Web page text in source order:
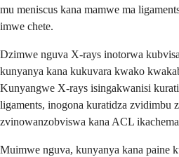
mu meniscus kana mamwe ma
imwe chete.
Dzimwe nguva X-rays inotorwa
kunyanya kana kukuvara kwako
Kunyangwe X-rays isingakwanisi
ligaments, inogona kuratidza zvidimbu
zvinowanzobviswa kana ACL
Muimwe nguva, kunyanya kana paine